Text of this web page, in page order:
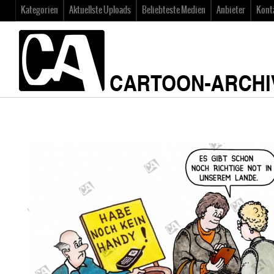
Kategorien Aktuellste Uploads Beliebteste Medien Anbieter